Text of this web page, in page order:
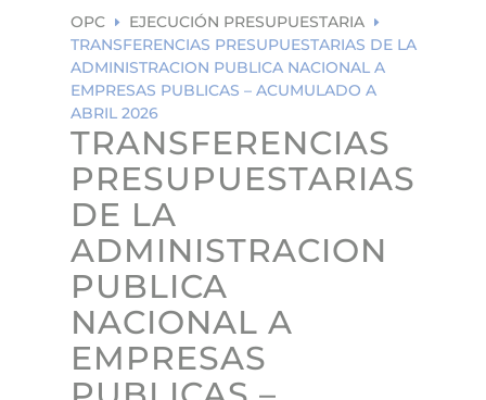
OPC E EJECUCIÓN PRESUPUESTARIA E
TRANSFERENCIAS PRESUPUESTARIAS DE LA
ADMINISTRACION PUBLICA NACIONAL A
EMPRESAS PUBLICAS – ACUMULADO A
ABRIL 2026
TRANSFERENCIAS
PRESUPUESTARIAS
DE LA
ADMINISTRACION
PUBLICA
NACIONAL A
EMPRESAS